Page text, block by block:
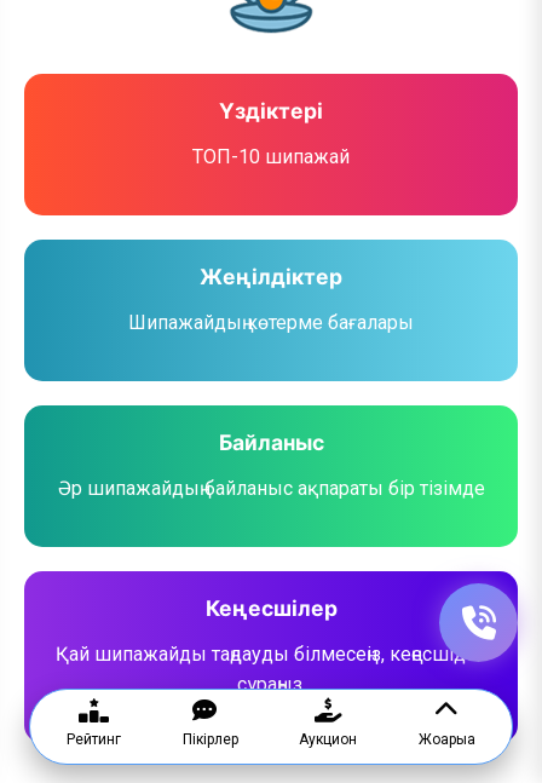
Үздіктері
ТОП-10 шипажай
Жеңілдіктер
Шипажайдың көтерме бағалары
Байланыс
Әр шипажайдың байланыс ақпараты бір тізімде
Кеңесшілер
Қай шипажайды таңдауды білмесеңіз, кеңесшіден
сұраңыз.
Рейтинг Пікірлер Аукцион Жоғарыға